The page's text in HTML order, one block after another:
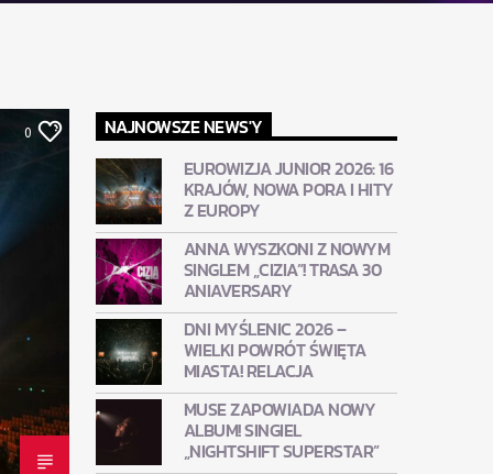
0
NAJNOWSZE NEWS'Y
EUROWIZJA JUNIOR 2026: 16
KRAJÓW, NOWA PORA I HITY
Z EUROPY
ANNA WYSZKONI Z NOWYM
SINGLEM „CIZIA”! TRASA 30
ANIAVERSARY
DNI MYŚLENIC 2026 –
WIELKI POWRÓT ŚWIĘTA
MIASTA! RELACJA
MUSE ZAPOWIADA NOWY
ALBUM! SINGIEL
„NIGHTSHIFT SUPERSTAR”